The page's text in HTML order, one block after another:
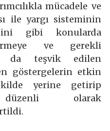
mücadele ve
ile yargı sisteminin
gibi konularda
ve gerekli
da teşvik edilen
göstergelerin etkin
yerine getirip
düzenli olarak